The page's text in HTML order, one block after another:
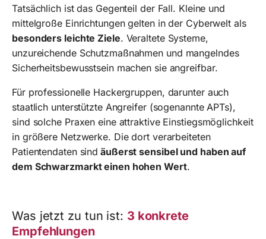
Tatsächlich ist das Gegenteil der Fall. Kleine und
mittelgroße Einrichtungen gelten in der Cyberwelt als
besonders leichte Ziele. Veraltete Systeme,
unzureichende Schutzmaßnahmen und mangelndes
Sicherheitsbewusstsein machen sie angreifbar.
Für professionelle Hackergruppen, darunter auch
staatlich unterstützte Angreifer (sogenannte APTs),
sind solche Praxen eine attraktive Einstiegsmöglichkeit
in größere Netzwerke. Die dort verarbeiteten
Patientendaten sind äußerst sensibel und haben auf
dem Schwarzmarkt einen hohen Wert.
Was jetzt zu tun ist: 3 konkrete
Empfehlungen